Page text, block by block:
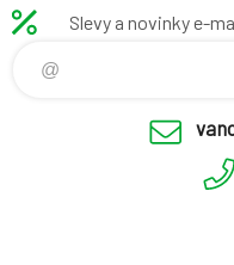
Slevy a novinky e-